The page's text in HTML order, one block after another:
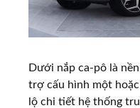
Dưới nắp ca-pô là
trợ cấu hình một
lộ chi tiết hệ thống